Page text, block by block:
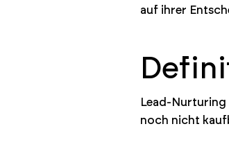
auf ihrer
Lead-Nurturing
noch nicht